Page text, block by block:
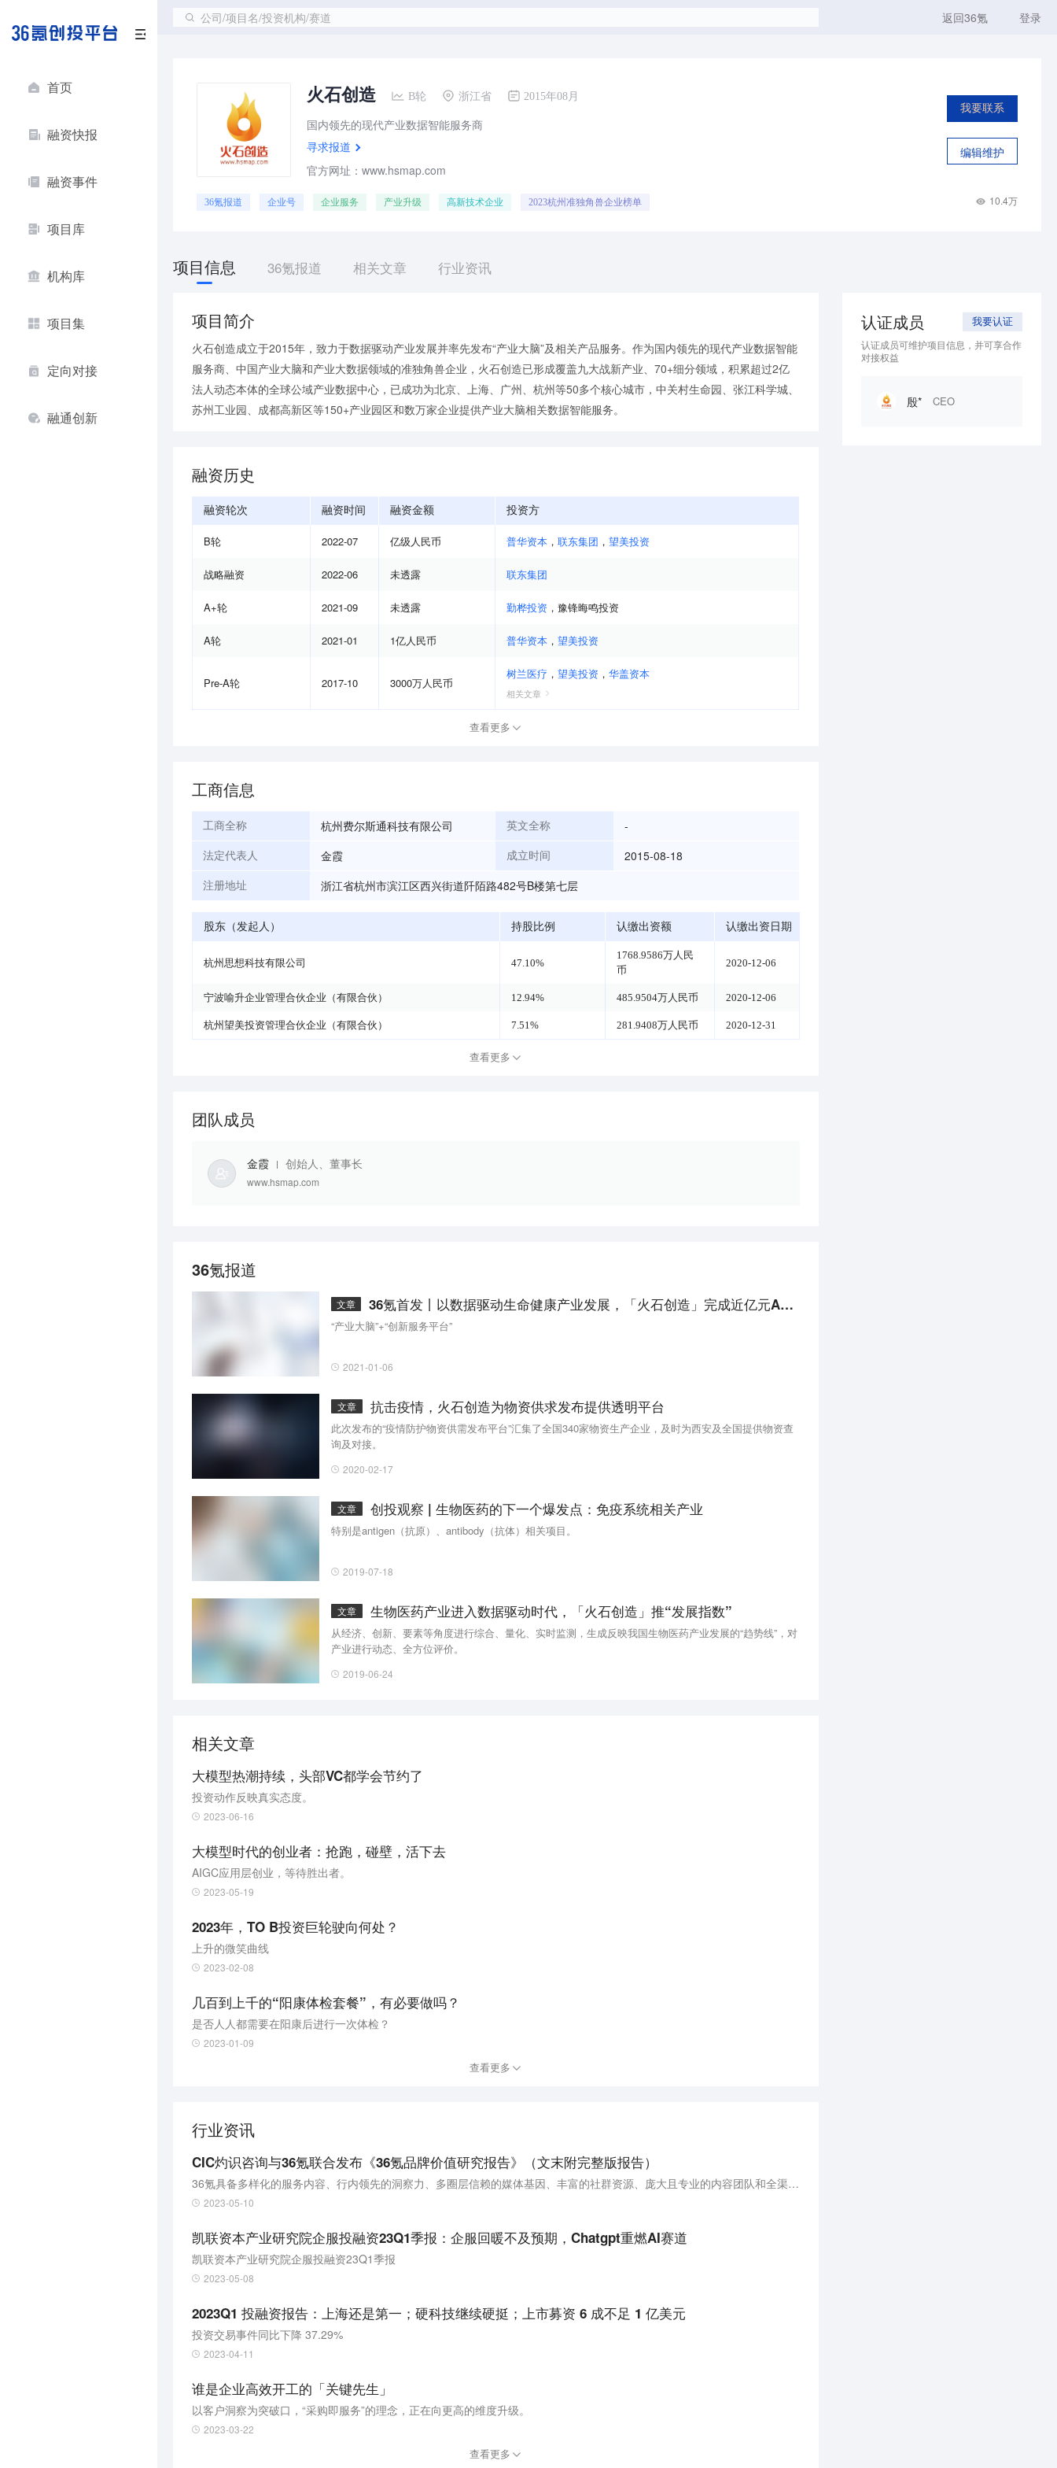
首页
融资快报
融资事件
项目库
机构库
项目集
定向对接
融通创新
公司/项目名/投资机构/赛道 返回36氪 登录
火石创造 B轮 浙江省 2015年08月
国内领先的现代产业数据智能服务商
寻求报道
官方网址：www.hsmap.com
我要联系
编辑维护
36氪报道 企业号 企业服务 产业升级 高新技术企业 2023杭州准独角兽企业榜单 10.4万
项目信息 36氪报道 相关文章 行业资讯
项目简介
火石创造成立于2015年，致力于数据驱动产业发展并率先发布“产业大脑”及相关产品服务。作为国内领先的现代产业数据智能
服务商、中国产业大脑和产业大数据领域的准独角兽企业，火石创造已形成覆盖九大战新产业、70+细分领域，积累超过2亿
法人动态本体的全球公域产业数据中心，已成功为北京、上海、广州、杭州等50多个核心城市，中关村生命园、张江科学城、
苏州工业园、成都高新区等150+产业园区和数万家企业提供产业大脑相关数据智能服务。
融资历史
融资轮次 融资时间 融资金额 投资方
B轮 2022-07 亿级人民币 普华资本 ， 联东集团 ， 望美投资
战略融资 2022-06 未透露 联东集团
A+轮 2021-09 未透露 勤桦投资 ， 豫锋晦鸣投资
A轮 2021-01 1亿人民币 普华资本 ， 望美投资
Pre-A轮 2017-10 3000万人民币
树兰医疗 ， 望美投资 ， 华盖资本
相关文章
查看更多
工商信息
工商全称 杭州费尔斯通科技有限公司 英文全称 -
法定代表人 金霞 成立时间 2015-08-18
注册地址 浙江省杭州市滨江区西兴街道阡陌路482号B楼第七层
股东（发起人） 持股比例 认缴出资额 认缴出资日期
杭州思想科技有限公司 47.10%
1768.9586万人民
币
2020-12-06
宁波喻升企业管理合伙企业（有限合伙） 12.94% 485.9504万人民币 2020-12-06
杭州望美投资管理合伙企业（有限合伙） 7.51% 281.9408万人民币 2020-12-31
查看更多
团队成员
金霞 创始人、董事长
www.hsmap.com
36氪报道
文章 36氪首发丨以数据驱动生命健康产业发展，「火石创造」完成近亿元A轮融资
“产业大脑”+“创新服务平台”
2021-01-06
文章 抗击疫情，火石创造为物资供求发布提供透明平台
此次发布的“疫情防护物资供需发布平台”汇集了全国340家物资生产企业，及时为西安及全国提供物资查
询及对接。
2020-02-17
文章 创投观察 | 生物医药的下一个爆发点：免疫系统相关产业
特别是antigen（抗原）、antibody（抗体）相关项目。
2019-07-18
文章 生物医药产业进入数据驱动时代，「火石创造」推“发展指数”
从经济、创新、要素等角度进行综合、量化、实时监测，生成反映我国生物医药产业发展的“趋势线”，对
产业进行动态、全方位评价。
2019-06-24
相关文章
大模型热潮持续，头部VC都学会节约了
投资动作反映真实态度。
2023-06-16
大模型时代的创业者：抢跑，碰壁，活下去
AIGC应用层创业，等待胜出者。
2023-05-19
2023年，TO B投资巨轮驶向何处？
上升的微笑曲线
2023-02-08
几百到上千的“阳康体检套餐”，有必要做吗？
是否人人都需要在阳康后进行一次体检？
2023-01-09
查看更多
行业资讯
CIC灼识咨询与36氪联合发布《36氪品牌价值研究报告》（文末附完整版报告）
36氪具备多样化的服务内容、行内领先的洞察力、多圈层信赖的媒体基因、丰富的社群资源、庞大且专业的内容团队和全渠道覆盖的影响力，覆盖不同领域企业全生命周期的商业服务需求。通过36氪个人用户和企业客户的调研发现，个人用户及企业客户均给予36氪超高的满意度，并且将36氪视为第一选择，未来继续使用36氪服务的意愿强烈。36氪将持续以多元的服务体系助力新经济稳健、可持续地发展。
2023-05-10
凯联资本产业研究院企服投融资23Q1季报：企服回暖不及预期，Chatgpt重燃AI赛道
凯联资本产业研究院企服投融资23Q1季报
2023-05-08
2023Q1 投融资报告：上海还是第一；硬科技继续硬挺；上市募资 6 成不足 1 亿美元
投资交易事件同比下降 37.29%
2023-04-11
谁是企业高效开工的「关键先生」​
以客户洞察为突破口，“采购即服务”的理念，正在向更高的维度升级。
2023-03-22
查看更多
认证成员 我要认证
认证成员可维护项目信息，并可享合作
对接权益
殷* CEO